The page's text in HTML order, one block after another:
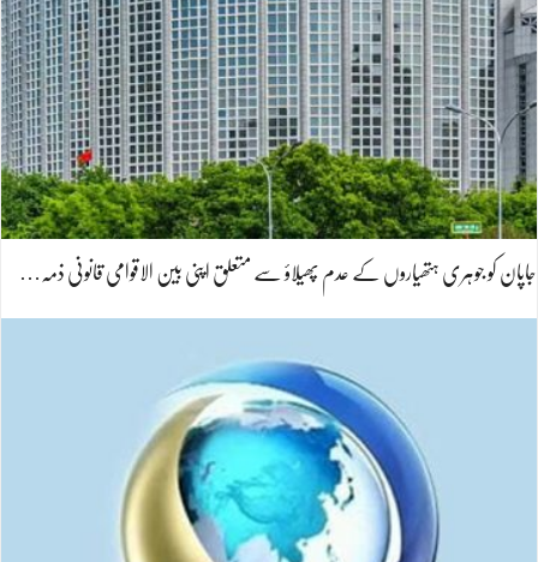
جاپان کو جوہری ہتھیاروں کے عدم پھیلاؤ سے متعلق اپنی بین الاقوامی قانونی ذمہ…